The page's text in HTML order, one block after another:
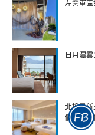
左營軍區
日月潭
北投最新
價！再讓